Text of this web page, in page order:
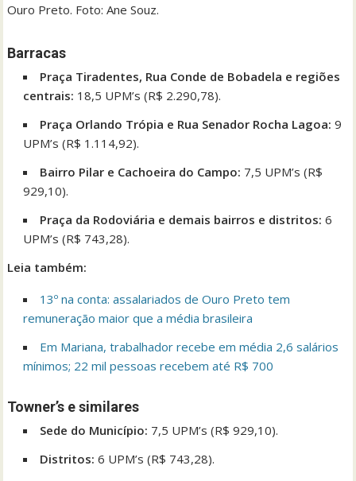
Ouro Preto. Foto: Ane Souz.
Barracas
Praça Tiradentes, Rua Conde de Bobadela e regiões
centrais: 18,5 UPM’s (R$ 2.290,78).
Praça Orlando Trópia e Rua Senador Rocha Lagoa: 9
UPM’s (R$ 1.114,92).
Bairro Pilar e Cachoeira do Campo: 7,5 UPM’s (R$
929,10).
Praça da Rodoviária e demais bairros e distritos: 6
UPM’s (R$ 743,28).
Leia também:
13º na conta: assalariados de Ouro Preto tem
remuneração maior que a média brasileira
Em Mariana, trabalhador recebe em média 2,6 salários
mínimos; 22 mil pessoas recebem até R$ 700
Towner’s e similares
Sede do Município: 7,5 UPM’s (R$ 929,10).
Distritos: 6 UPM’s (R$ 743,28).